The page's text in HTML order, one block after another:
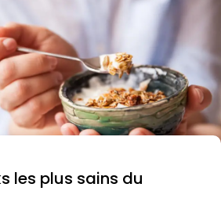
les plus sains du